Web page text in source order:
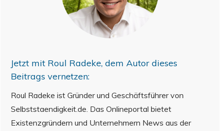
Jetzt mit Roul Radeke, dem Autor dieses
Beitrags vernetzen:
Roul Radeke ist Gründer und Geschäftsführer von
Selbststaendigkeit.de. Das Onlineportal bietet
Existenzgründern und Unternehmern News aus der